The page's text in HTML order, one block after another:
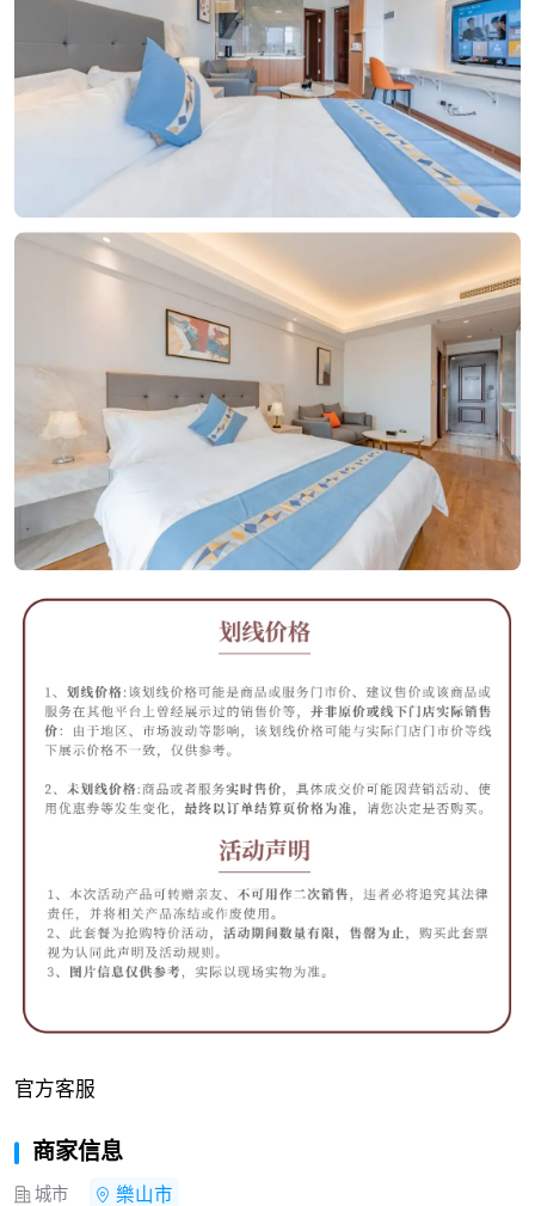
官方客服
商家信息
城市 樂山市